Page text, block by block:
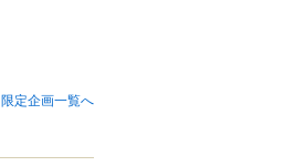
限定企画一覧へ